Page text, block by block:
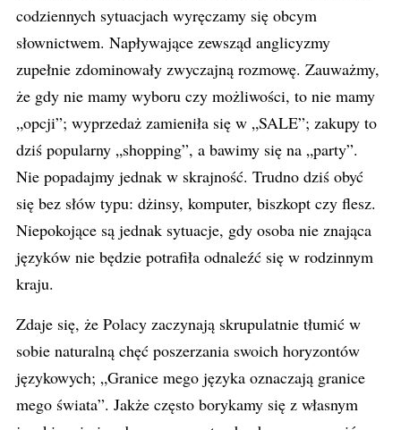
codziennych sytuacjach wyręczamy się obcym
słownictwem. Napływające zewsząd anglicyzmy
zupełnie zdominowały zwyczajną rozmowę. Zauważmy,
że gdy nie mamy wyboru czy możliwości, to nie mamy
„opcji”; wyprzedaż zamieniła się w „SALE”; zakupy to
dziś popularny „shopping”, a bawimy się na „party”.
Nie popadajmy jednak w skrajność. Trudno dziś obyć
się bez słów typu: dżinsy, komputer, biszkopt czy flesz.
Niepokojące są jednak sytuacje, gdy osoba nie znająca
języków nie będzie potrafiła odnaleźć się w rodzinnym
kraju.
Zdaje się, że Polacy zaczynają skrupulatnie tłumić w
sobie naturalną chęć poszerzania swoich horyzontów
językowych; „Granice mego języka oznaczają granice
mego świata”. Jakże często borykamy się z własnym